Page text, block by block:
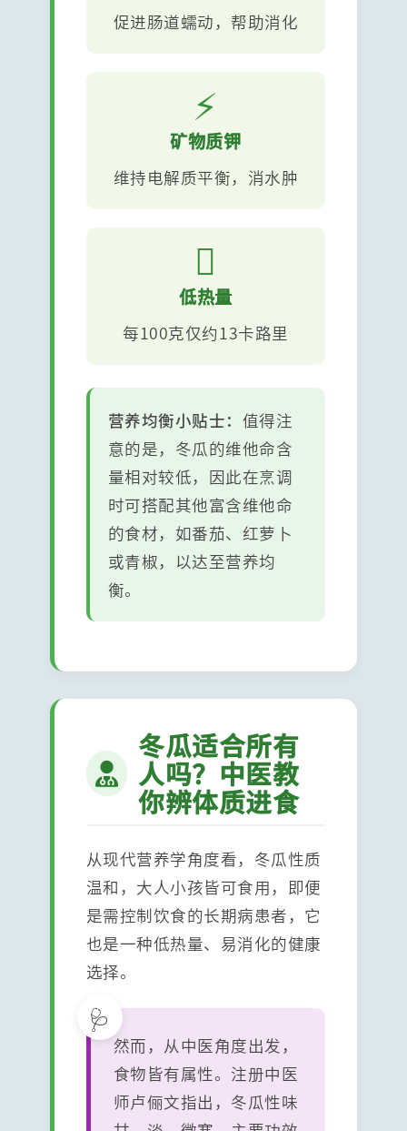
促进肠道蠕动，帮助消化
⚡
矿物质钾
维持电解质平衡，消水肿

低热量
每100克仅约13卡路里
营养均衡小贴士： 值得注
意的是，冬瓜的维他命含
量相对较低，因此在烹调
时可搭配其他富含维他命
的食材，如番茄、红萝卜
或青椒，以达至营养均
衡。
冬瓜适合所有
人吗？中医教
你辨体质进食
从现代营养学角度看，冬瓜性质
温和，大人小孩皆可食用，即便
是需控制饮食的长期病患者，它
也是一种低热量、易消化的健康
选择。
然而，从中医角度出发，
食物皆有属性。注册中医
师卢俪文指出，冬瓜性味